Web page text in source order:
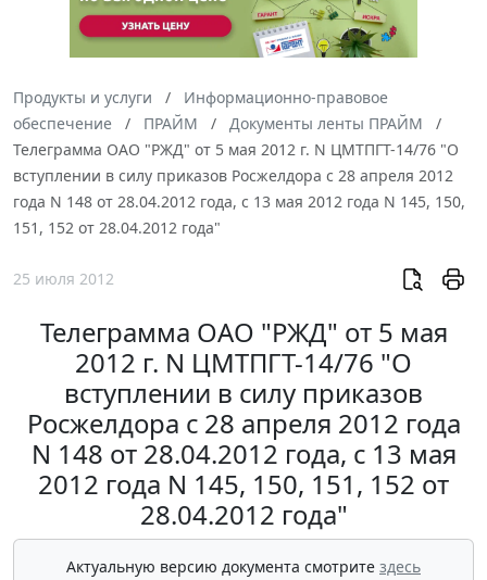
Продукты и услуги
Информационно-правовое
обеспечение
ПРАЙМ
Документы ленты ПРАЙМ
Телеграмма ОАО "РЖД" от 5 мая 2012 г. N ЦМТПГТ-14/76 "О
вступлении в силу приказов Росжелдора с 28 апреля 2012
года N 148 от 28.04.2012 года, с 13 мая 2012 года N 145, 150,
151, 152 от 28.04.2012 года"
25 июля 2012
Телеграмма ОАО "РЖД" от 5 мая
2012 г. N ЦМТПГТ-14/76 "О
вступлении в силу приказов
Росжелдора с 28 апреля 2012 года
N 148 от 28.04.2012 года, с 13 мая
2012 года N 145, 150, 151, 152 от
28.04.2012 года"
Актуальную версию документа смотрите здесь